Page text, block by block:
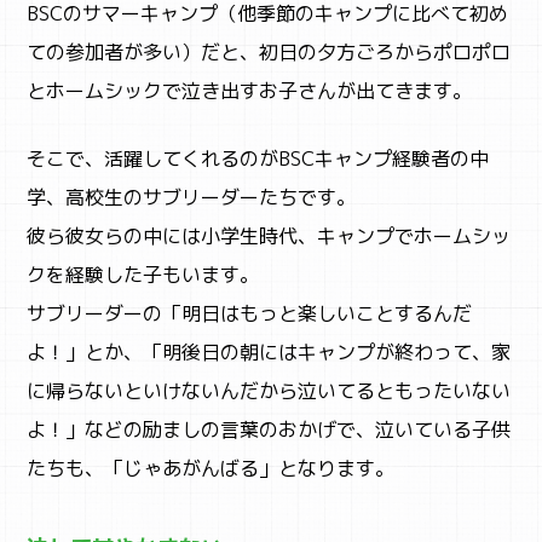
アクティビティ検索
ACTIVITY
BSCのサマーキャンプ（他季節のキャンプに比べて初め
ての参加者が多い）だと、初日の夕方ごろからポロポロ
とホームシックで泣き出すお子さんが出てきます。
そこで、活躍してくれるのがBSCキャンプ経験者の中
学、高校生のサブリーダーたちです。
彼ら彼女らの中には小学生時代、キャンプでホームシッ
クを経験した子もいます。
サブリーダーの「明日はもっと楽しいことするんだ
よ！」とか、「明後日の朝にはキャンプが終わって、家
に帰らないといけないんだから泣いてるともったいない
よ！」などの励ましの言葉のおかげで、泣いている子供
たちも、「じゃあがんばる」となります。